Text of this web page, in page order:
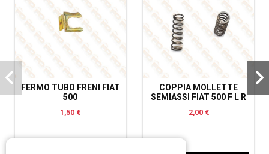
FERMO TUBO FRENI FIAT
500
1,50 €
COPPIA MOLLETTE
SEMIASSI FIAT 500 F L R
2,00 €